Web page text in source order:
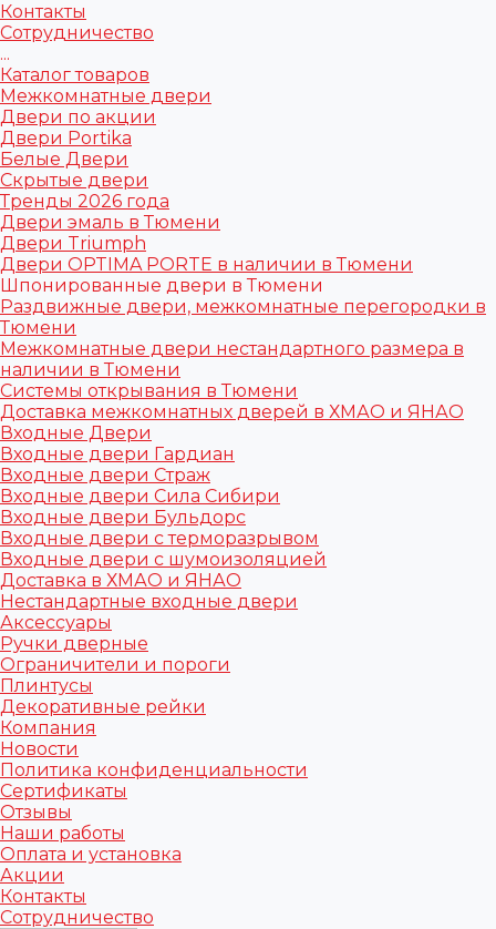
Контакты
Сотрудничество
...
Каталог товаров
Межкомнатные двери
Двери по акции
Двери Portika
Белые Двери
Скрытые двери
Тренды 2026 года
Двери эмаль в Тюмени
Двери Triumph
Двери OPTIMA PORTE в наличии в Тюмени
Шпонированные двери в Тюмени
Раздвижные двери, межкомнатные перегородки в
Тюмени
Межкомнатные двери нестандартного размера в
наличии в Тюмени
Системы открывания в Тюмени
Доставка межкомнатных дверей в ХМАО и ЯНАО
Входные Двери
Входные двери Гардиан
Входные двери Страж
Входные двери Сила Сибири
Входные двери Бульдорс
Входные двери с терморазрывом
Входные двери с шумоизоляцией
Доставка в ХМАО и ЯНАО
Нестандартные входные двери
Аксессуары
Ручки дверные
Ограничители и пороги
Плинтусы
Декоративные рейки
Компания
Новости
Политика конфиденциальности
Сертификаты
Отзывы
Наши работы
Оплата и установка
Акции
Контакты
Сотрудничество